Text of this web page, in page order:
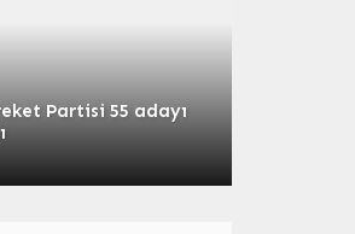
Partisi 55 adayı